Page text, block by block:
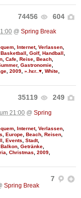
74456 604
@ Spring Break
, Internet, Verlassen,
Basketball , Golf, Handball ,
, Cafe, Reise, Beach,
, Gastronomie,
, 2009, ».hεr..♥, White,
35119 249
21:00 @ Spring
Internet, Verlassen
Europe Beach Reisen
Events Stadt,
Balkon Getränke
Christmas 2009
7
Spring Break